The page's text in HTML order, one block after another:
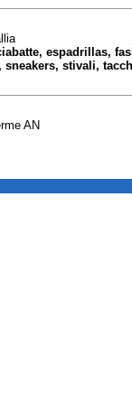
espadrillas,
stivali,
AN